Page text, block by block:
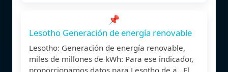
📌
Lesotho Generación de energía renovable
Lesotho: Generación de energía renovable,
miles de millones de kWh: Para ese indicador,
proporcionamos datos para Lesotho de a . El